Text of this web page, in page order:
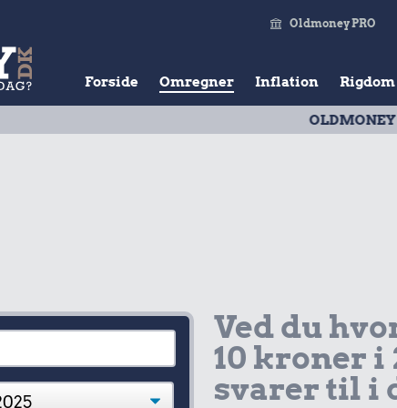
Oldmoney PRO
Forside Omregner Inflation Rigdom
OLDMONEY PRISTAL|
Ved du
10 kroner i
svarer til i